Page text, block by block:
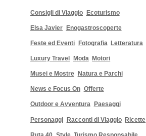
Consigli di Viaggio Ecoturismo
Elsa Javier Enogastroscoperte
Feste ed Eventi Fotografia Letteratura
Luxury Travel Moda Motori
Musei e Mostre Natura e Parchi
News e Focus On Offerte
Outdoor e Avventura Paesaggi
Personaggi Racconti di Viaggio Ricette